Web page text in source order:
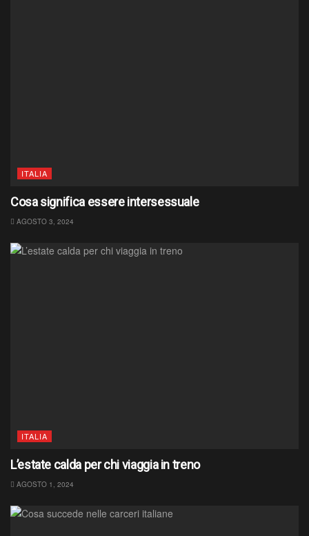
ITALIA
Cosa significa essere intersessuale
AGOSTO 3, 2024
ITALIA
L’estate calda per chi viaggia in treno
AGOSTO 1, 2024